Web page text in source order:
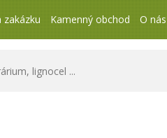
zakázku Kamenný obchod O nás